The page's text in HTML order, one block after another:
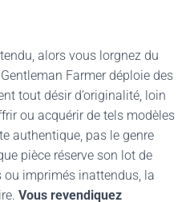
alors vous lorgnez du
Farmer déploie des
tout désir d’originalité, loin
ou acquérir de tels modèles
authentique, pas le genre
pièce réserve son lot de
ou imprimés inattendus, la
Vous revendiquez